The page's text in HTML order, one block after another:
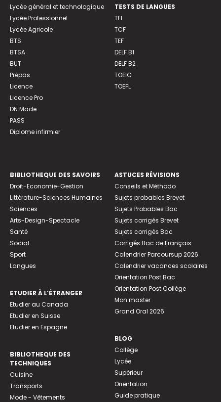
Lycée général et technologique
Lycée Professionnel
Lycée Agricole
BTS
BTSA
BUT
Prépas
Licence
Licence Pro
DN Made
PASS
Diplome infirmier
TESTS DE LANGUES
TFI
TCF
TEF
DELF B1
DELF B2
TOEIC
TOEFL
BIBLIOTHEQUE DES SAVOIRS
Droit-Economie-Gestion
Littérature-Sciences Humaines
Sciences
Arts-Design-Spectacle
Santé
Social
Sport
Langues
ETUDIER À L’ÉTRANGER
Etudier au Canada
Etudier en Suisse
Etudier en Espagne
BIBLIOTHEQUE DES
TECHNIQUES
Cuisine
Transports
Mode - Vêtements
ASTUCES RÉVISIONS
Conseils et Méthodo
Sujets probables Brevet
Sujets Probables Bac
Sujets corrigés Brevet
Sujets corrigés Bac
Corrigés Bac de Français
Calendrier Parcoursup 2026
Calendrier vacances scolaires
Orientation Post Bac
Orientation Post Collège
Mon master
Grand Oral 2026
BLOG
Collège
Lycée
Supérieur
Orientation
Guide pratique